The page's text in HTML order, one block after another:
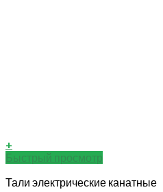
+
Быстрый просмотр
Тали электрические канатные